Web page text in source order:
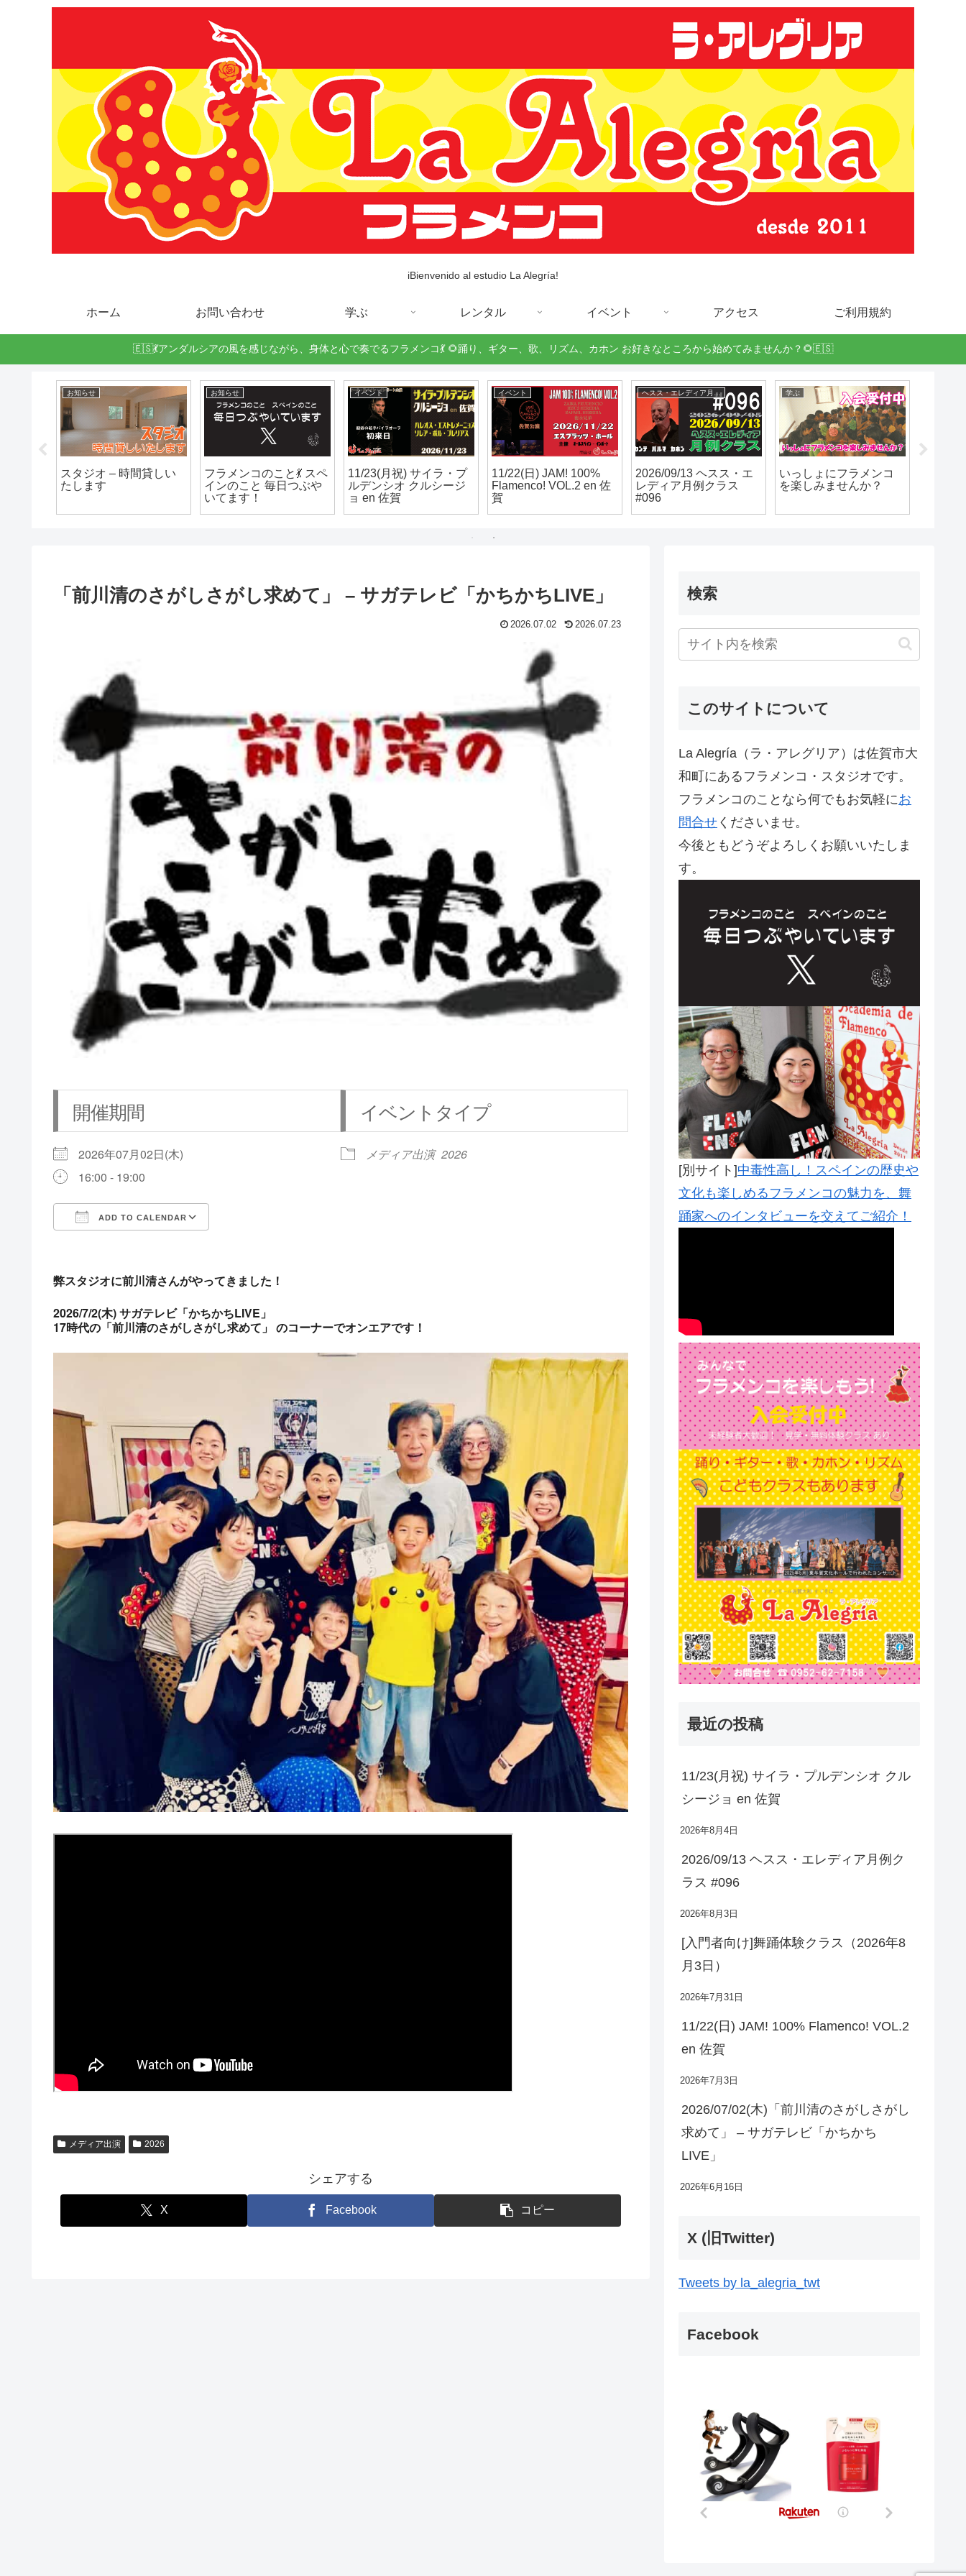
iBienvenido al estudio La Alegría!
ホーム お問い合わせ 学ぶ レンタル イベント アクセス ご利用規約
🇪🇸💃アンダルシアの風を感じながら、身体と心で奏でるフラメンコ💃 🌻踊り、ギター、歌、リズム、カホン お好きなところから始めてみませんか？🌻🇪🇸
トップ表示
第９回 ラ･アレグリア
フラメンコ教室
学ぶ
カンテ研究会 – フラメ
ンコを歌おう！
お知らせ
スタジオ – 時間貸しい
たします
お知らせ
フラメンコのこと💃 スペ
インのこと 毎日つぶや
いてます！
イベント
11/23(月祝) サイラ・プ
ルデンシオ クルシージ
ョ en 佐賀
イベント
11/22(日) JAM! 100%
Flamenco! VOL.2 en 佐
「前川清のさがしさがし求めて」 – サガテレビ「かちかちLIVE」
2026.07.02 2026.07.23
開催期間
2026年07月02日(木)
16:00 - 19:00
ADD TO CALENDAR
イベントタイプ
メディア出演 2026
弊スタジオに前川清さんがやってきました！
2026/7/2(木) サガテレビ「かちかちLIVE」
17時代の「前川清のさがしさがし求めて」 のコーナーでオンエアです！
メディア出演 2026
シェアする
X Facebook コピー
検索
このサイトについて
La Alegría（ラ・アレグリア）は佐賀市大
和町にあるフラメンコ・スタジオです。
フラメンコのことなら何でもお気軽にお
問合せ くださいませ。
今後ともどうぞよろしくお願いいたしま
す。
[別サイト]中毒性高し！スペインの歴史や
文化も楽しめるフラメンコの魅力を、舞
踊家へのインタビューを交えてご紹介！
最近の投稿
11/23(月祝) サイラ・プルデンシオ クル
シージョ en 佐賀
2026年8月4日
2026/09/13 ヘスス・エレディア月例ク
ラス #096
2026年8月3日
[入門者向け]舞踊体験クラス（2026年8
月3日）
2026年7月31日
11/22(日) JAM! 100% Flamenco! VOL.2
en 佐賀
2026年7月3日
2026/07/02(木)「前川清のさがしさがし
求めて」 – サガテレビ「かちかち
LIVE」
2026年6月16日
X (旧Twitter)
Tweets by la_alegria_twt
Facebook